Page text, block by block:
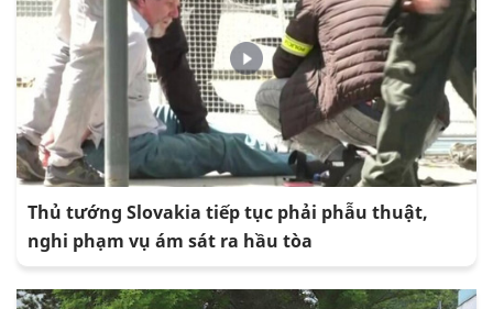
Thủ tướng Slovakia tiếp tục phải phẫu thuật,
nghi phạm vụ ám sát ra hầu tòa